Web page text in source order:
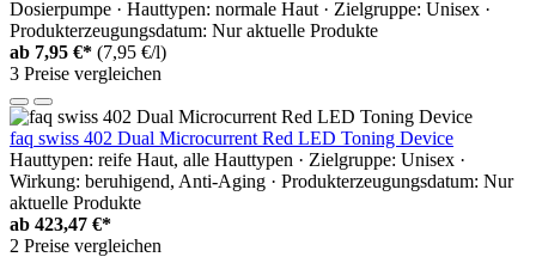
Dosierpumpe · Hauttypen: normale Haut · Zielgruppe: Unisex ·
Produkterzeugungsdatum: Nur aktuelle Produkte
ab 7,95 €* (7,95 €/l)
3 Preise vergleichen
faq swiss 402 Dual Microcurrent Red LED Toning Device
Hauttypen: reife Haut, alle Hauttypen · Zielgruppe: Unisex ·
Wirkung: beruhigend, Anti-Aging · Produkterzeugungsdatum: Nur
aktuelle Produkte
ab 423,47 €*
2 Preise vergleichen